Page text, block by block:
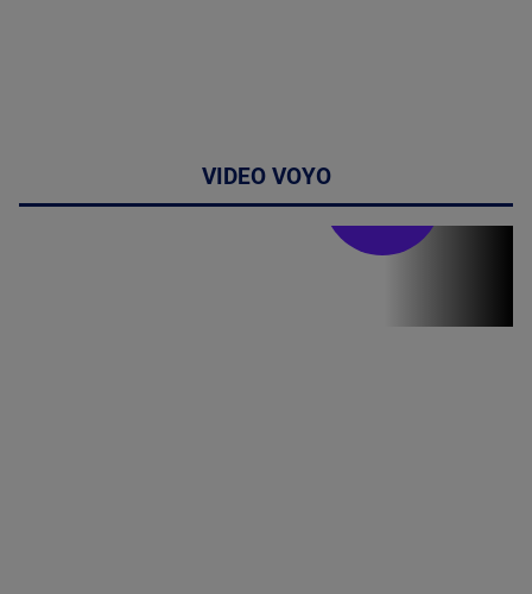
VIDEO VOYO
Stirile PRO TV